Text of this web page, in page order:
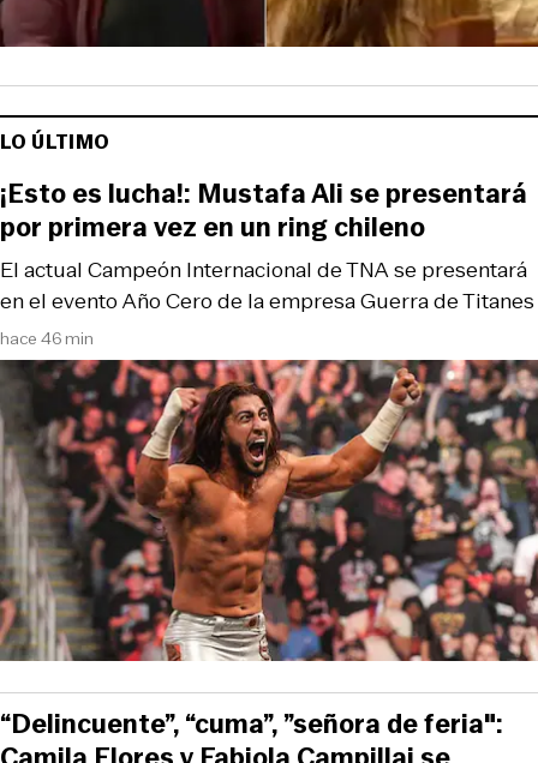
LO ÚLTIMO
hace 46 min
El actual Campeón Internacional de TNA se presentará
en el evento Año Cero de la empresa Guerra de Titanes
¡Esto es lucha!: Mustafa Ali se presentará
por primera vez en un ring chileno
“Delincuente”, “cuma”, ”señora de feria":